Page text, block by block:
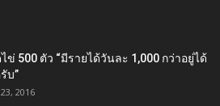
ไข่ 500 ตัว “มีรายได้วันละ 1,000 กว่าอยู่ได้
บ”
2016